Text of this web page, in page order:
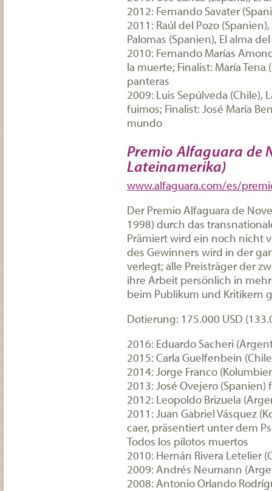
2012: Fernando Savater
2011: Raúl del Pozo
Palomas (Spanien), El alma
2010: Fernando Marías
la muerte; Finalist: María
panteras
2009: Luis Sepúlveda (Chile),
fuimos; Finalist: José María
mundo
Premio Alfaguara de
Lateinamerika)
www.alfaguara.com/es/
Der Premio Alfaguara de
1998) durch das
Prämiert wird ein noch nicht
des Gewinners wird in der
verlegt; alle Preisträger der
ihre Arbeit persönlich in
beim Publikum und Kritikern
Dotierung: 175.000 USD
2016: Eduardo Sacheri
2015: Carla Guelfenbein
2014: Jorge Franco
2013: José Ovejero
2012: Leopoldo Brizuela
2011: Juan Gabriel Vásquez
caer, präsentiert unter dem
Todos los pilotos muertos
2010: Hernán Rivera Letelier
2009: Andrés Neumann
2008: Antonio Orlando